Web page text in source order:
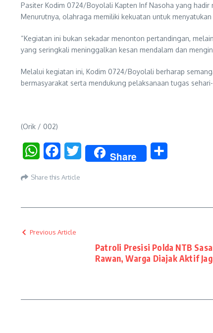
Pasiter Kodim 0724/Boyolali Kapten Inf Nasoha yang
Menurutnya, olahraga memiliki kekuatan untuk
“Kegiatan ini bukan sekadar menonton pertandingan,
yang seringkali meninggalkan kesan mendalam dan
Melalui kegiatan ini, Kodim 0724/Boyolali berharap
bermasyarakat serta mendukung pelaksanaan tugas
(Orik / 002)
WhatsAppFacebookTwitter Share
Share this Article
Previous Article
Patroli Presisi Polda NTB
Rawan, Warga Diajak Aktif